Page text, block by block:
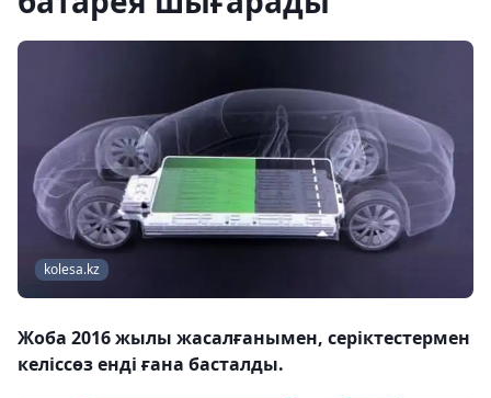
kolesa.kz
Жоба 2016 жылы жасалғанымен, серіктестермен
келіссөз енді ғана басталды.